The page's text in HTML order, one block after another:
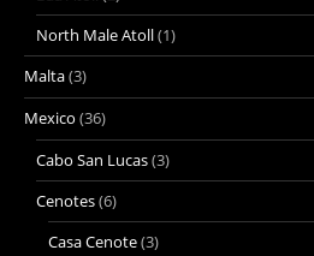
North Male Atoll(1)
Malta(3)
Mexico (36)
Cabo San Lucas(3)
Cenotes(6)
Casa Cenote(3)